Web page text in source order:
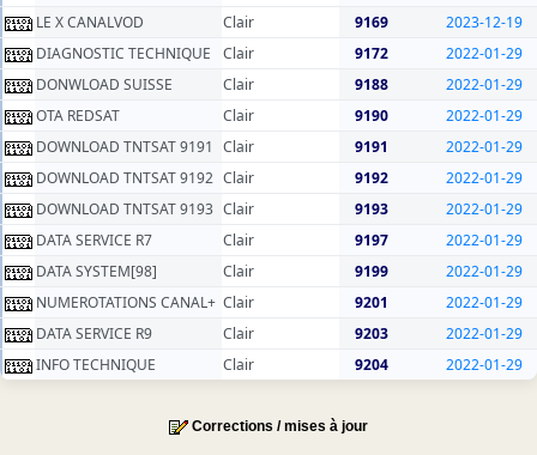
LE X CANALVOD
Clair 9169
2023-12-19
DIAGNOSTIC TECHNIQUE
Clair 9172
2022-01-29
DONWLOAD SUISSE
Clair 9188
2022-01-29
OTA REDSAT
Clair 9190
2022-01-29
DOWNLOAD TNTSAT 9191 Clair 9191
2022-01-29
DOWNLOAD TNTSAT 9192 Clair 9192
2022-01-29
DOWNLOAD TNTSAT 9193 Clair 9193
2022-01-29
DATA SERVICE R7
Clair 9197
2022-01-29
DATA SYSTEM[98]
Clair 9199
2022-01-29
NUMEROTATIONS CANAL+ Clair 9201
2022-01-29
DATA SERVICE R9
Clair 9203
2022-01-29
INFO TECHNIQUE
Clair 9204 2022-01-29
Corrections / mises à jour